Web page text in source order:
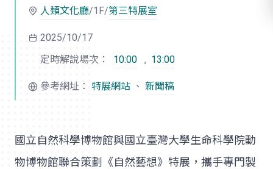
人類文化廳/1F/第三特展室
2025/10/17
定時解說場次：
10:00 , 13:00
參考網址： 特展網站 、 新聞稿
國立自然科學博物館與國立臺灣大學生命科學院動
物博物館聯合策劃《自然藝想》特展，攜手專門製